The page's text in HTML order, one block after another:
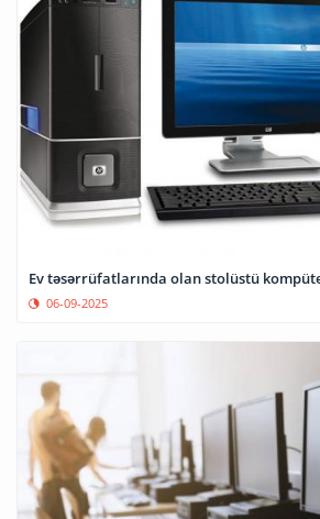
Ev təsərrüfatlarında olan stolüstü
06-09-2025